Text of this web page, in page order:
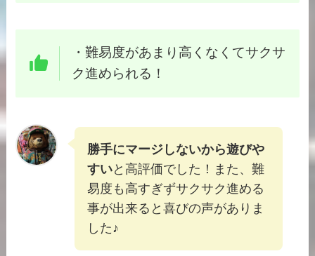
・難易度があまり高くなくてサクサ
ク進められる！
勝手にマージしないから遊びや
すいと高評価でした！また、難
易度も高すぎずサクサク進める
事が出来ると喜びの声がありま
した♪